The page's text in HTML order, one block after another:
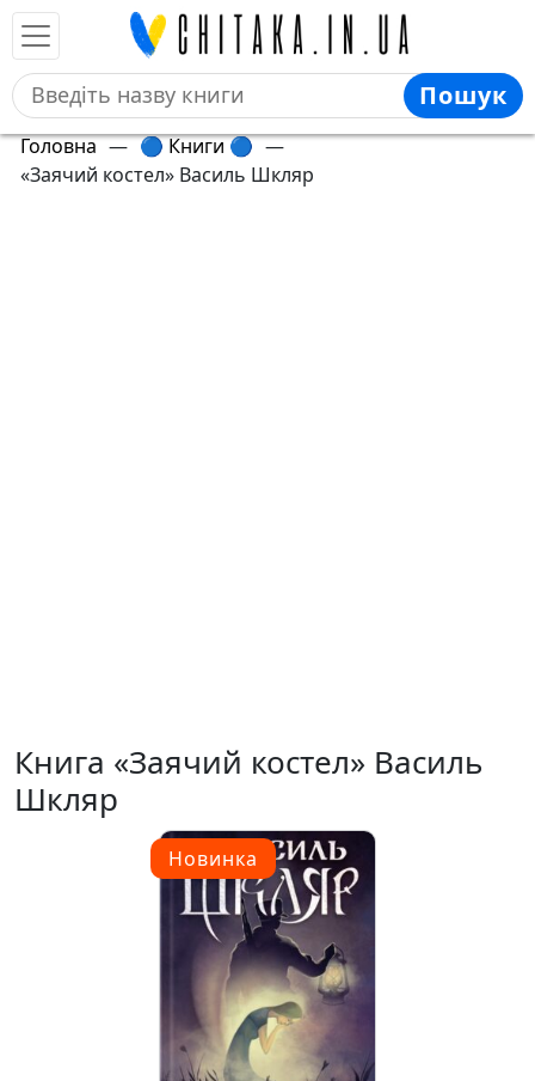
Пошук
Головна — 🔵 Книги 🔵 —
«Заячий костел» Василь Шкляр
Книга «Заячий костел» Василь
Шкляр
Новинка